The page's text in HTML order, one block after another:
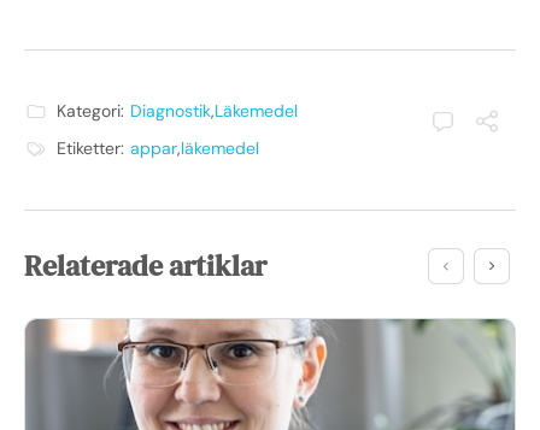
Kategori: Diagnostik,Läkemedel
Etiketter: appar,läkemedel
Relaterade artiklar